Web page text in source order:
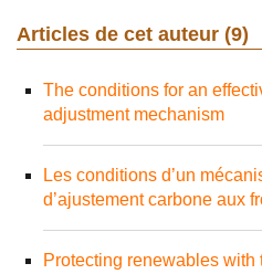
Articles de cet auteur (9)
The conditions for an
adjustment mechanism
Les conditions d’un
d’ajustement carbone aux
Protecting renewables with